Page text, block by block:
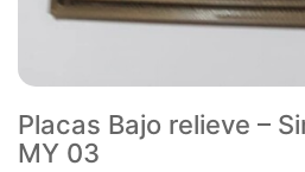
Placas Bajo relieve –
MY 03